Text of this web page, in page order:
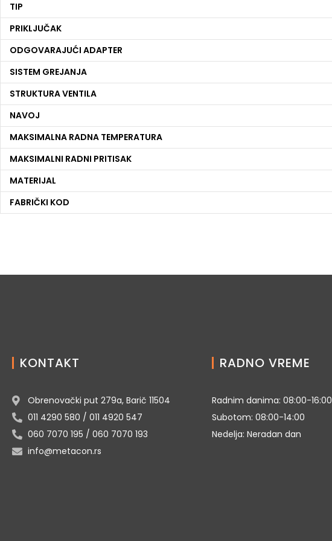
TIP
PRIKLJUČAK
ODGOVARAJUĆI ADAPTER
SISTEM GREJANJA
STRUKTURA VENTILA
NAVOJ
MAKSIMALNA RADNA TEMPERATURA
MAKSIMALNI RADNI PRITISAK
MATERIJAL
FABRIČKI KOD
KONTAKT
Obrenovački put 279a, Barič 11504
011 4290 580 / 011 4920 547
060 7070 195 / 060 7070 193
info@metacon.rs
RADNO VREME
Radnim danima: 08:00-16:00
Subotom: 08:00-14:00
Nedelja: Neradan dan